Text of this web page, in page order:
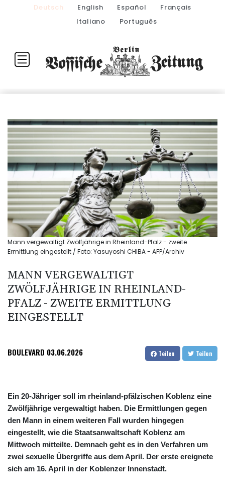
Deutsch English Español
Français
Italiano
Português
Mann vergewaltigt Zwölfjährige in Rheinland-Pfalz - zweite
Ermittlung eingestellt / Foto: Yasuyoshi CHIBA - AFP/Archiv
MANN VERGEWALTIGT
ZWÖLFJÄHRIGE IN RHEINLAND-
PFALZ - ZWEITE ERMITTLUNG
EINGESTELLT
BOULEVARD 03.06.2026 Teilen Teilen
Ein 20-Jähriger soll im rheinland-pfälzischen Koblenz eine
Zwölfjährige vergewaltigt haben. Die Ermittlungen gegen
den Mann in einem weiteren Fall wurden hingegen
eingestellt, wie die Staatsanwaltschaft Koblenz am
Mittwoch mitteilte. Demnach geht es in den Verfahren um
zwei sexuelle Übergriffe aus dem April. Der erste ereignete
sich am 16. April in der Koblenzer Innenstadt.